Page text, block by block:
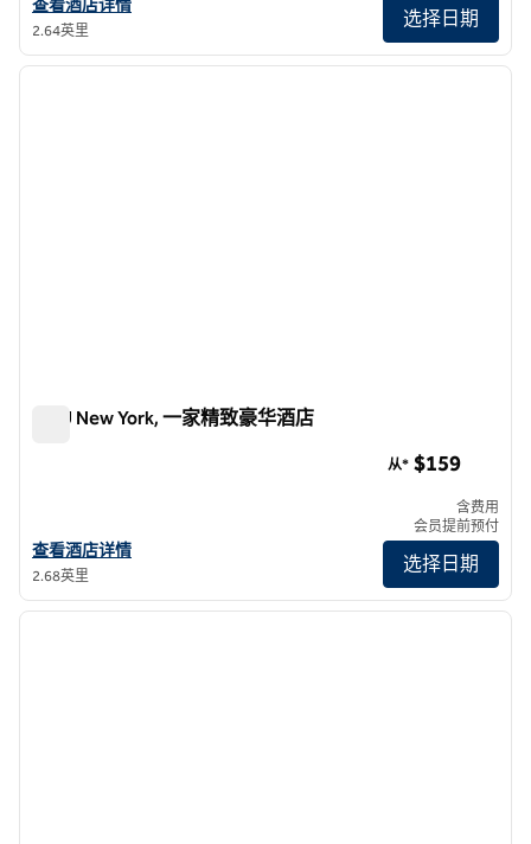
查看酒店详情
2.64英里
选择日期
1/5
1/5
下一
HGU New York, 一家精致豪华酒店
查看精致豪华酒店HGU New York的酒店详情
查看酒店详情
2.68英里
从* $159
含费用
会员提前预付
选择日期
1/10
1/10
下一